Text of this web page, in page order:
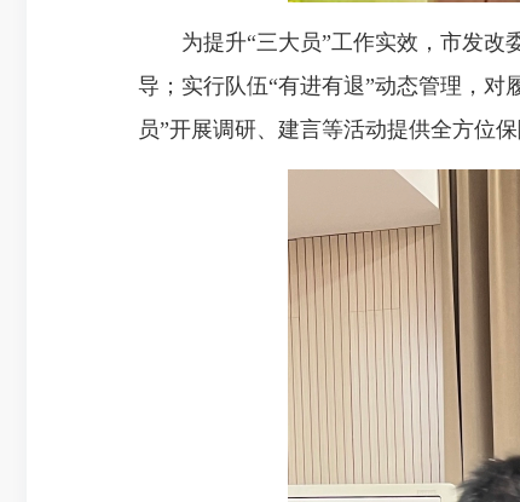
为提升“三大员”工作实效，市发改
导；实行队伍“有进有退”动态管理，
员”开展调研、建言等活动提供全方位保